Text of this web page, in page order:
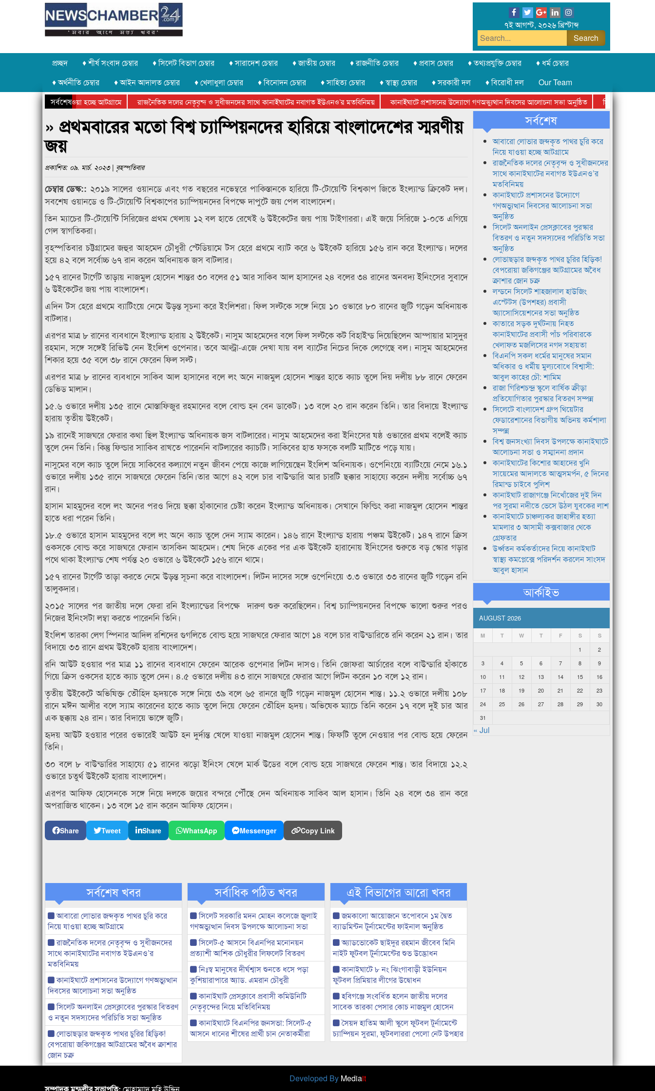
৭ই আগস্ট, ২০২৬ খ্রিস্টাব্দ
প্রচ্ছদ ♦ শীর্ষ সংবাদ চেম্বার ♦ সিলেট বিভাগ চেম্বার ♦ সারাদেশ চেম্বার ♦ জাতীয় চেম্বার ♦ রাজনীতি চেম্বার ♦ প্রবাস চেম্বার ♦ তথ্যপ্রযুক্তি চেম্বার
♦ ধর্ম চেম্বার
♦ অর্থনীতি চেম্বার
♦ আইন আদালত চেম্বার ♦ খেলাধুলা চেম্বার ♦ বিনোদন চেম্বার ♦ সাহিত্য চেম্বার ♦ স্বাস্থ্য চেম্বার ♦ সরকারী দল ♦ বিরোধী দল
Our Team
সর্বশেষ
চুরি করে নিয়ে যাওয়া হচ্ছে আটগ্রামে রাজনৈতিক দলের নেতৃবৃন্দ ও সুধীজনদের সাথে কানাইঘাটের নবাগত ইউএনও’র মতবিনিময় কানাইঘাটে প্রশাসনের উদ্যোগে গণঅভ্যুত্থান দিবসের আলোচনা সভা অনুষ্ঠিত
সিলেট অনলাইন
ক্রীড়া প্রতিযোগিতার পুরস্কার বিতরণ সম্পন্ন
সিলেটে বাংলাদেশ গ্রুপ থিয়েটার ফেডারেশানের বিভাগীয় অভিনয় কর্মশালা সম্পন্ন
» প্রথমবারের মতো বিশ্ব চ্যাম্পিয়নদের হারিয়ে বাংলাদেশের স্মরণীয়
জয়
প্রকাশিত: ০৯. মার্চ. ২০২৩ | বৃহস্পতিবার
চেম্বার ডেস্ক:: ২০১৯ সালের ওয়ানডে এবং গত বছরের নভেম্বরে পাকিস্তানকে হারিয়ে টি-টোয়েন্টি বিশ্বকাপ জিতে ইংল্যান্ড ক্রিকেট দল।
সবশেষ ওয়ানডে ও টি-টোয়েন্টি বিশ্বকাপের চ্যাম্পিয়নদের বিপক্ষে দাপুটে জয় পেল বাংলাদেশ।
তিন ম্যাচের টি-টোয়েন্টি সিরিজের প্রথম খেলায় ১২ বল হাতে রেখেই ৬ উইকেটের জয় পায় টাইগাররা। এই জয়ে সিরিজে ১-০তে এগিয়ে
গেল স্বাগতিকরা।
বৃহস্পতিবার চট্টগ্রামের জহুর আহমেদ চৌধুরী স্টেডিয়ামে টস হেরে প্রথমে ব্যাট করে ৬ উইকেট হারিয়ে ১৫৬ রান করে ইংল্যান্ড। দলের
হয়ে ৪২ বলে সর্বোচ্চ ৬৭ রান করেন অধিনায়ক জস বাটলার।
১৫৭ রানের টার্গেট তাড়ায় নাজমুল হোসেন শান্তর ৩০ বলের ৫১ আর সাকিব আল হাসানের ২৪ বলের ৩৪ রানের অনবদ্য ইনিংসের সুবাদে
৬ উইকেটের জয় পায় বাংলাদেশ।
এদিন টস হেরে প্রথমে ব্যাটিংয়ে নেমে উড়ন্ত সূচনা করে ইংলিশরা। ফিল সল্টকে সঙ্গে নিয়ে ১০ ওভারে ৮০ রানের জুটি গড়েন অধিনায়ক
বাটলার।
এরপর মাত্র ৮ রানের ব্যবধানে ইংল্যান্ড হারায় ২ উইকেট। নাসুম আহমেদের বলে ফিল সল্টকে কট বিহাইন্ড দিয়েছিলেন আম্পায়ার মাসুদুর
রহমান, সঙ্গে সঙ্গেই রিভিউ নেন ইংলিশ ওপেনার। তবে আল্ট্রা-এজে দেখা যায় বল ব্যাটের নিচের দিকে লেগেছে বল। নাসুম আহমেদের
শিকার হয়ে ৩৫ বলে ৩৮ রানে ফেরেন ফিল সল্ট।
এরপর মাত্র ৮ রানের ব্যবধানে সাকিব আল হাসানের বলে লং অনে নাজমুল হোসেন শান্তর হাতে ক্যাচ তুলে দিয় দলীয় ৮৮ রানে ফেরেন
ডেভিড মালান।
১৫.৬ ওভারে দলীয় ১৩৫ রানে মোস্তাফিজুর রহমানের বলে বোল্ড হন বেন ডাকেট। ১৩ বলে ২০ রান করেন তিনি। তার বিদায়ে ইংল্যান্ড
হারায় তৃতীয় উইকেট।
১৯ রানেই সাজঘরে ফেরার কথা ছিল ইংল্যান্ড অধিনায়ক জস বাটলারের। নাসুম আহমেদের করা ইনিংসের ষষ্ঠ ওভারের প্রথম বলেই ক্যাচ
তুলে দেন তিনি। কিন্তু ফিল্ডার সাাকিব রাখতে পারেননি বাটলারের ক্যাচটি। সাকিবের হাত ফসকে বলটি মাটিতে পড়ে যায়।
নাসুমের বলে ক্যাচ তুলে দিয়ে সাকিবের কল্যাণে নতুন জীবন পেয়ে কাজে লাগিয়েছেন ইংলিশ অধিনায়ক। ওপেনিংয়ে ব্যাটিংয়ে নেমে ১৬.১
ওভারে দলীয় ১৩৫ রানে সাজঘরে ফেরেন তিনি।তার আগে ৪২ বলে চার বাউন্ডারি আর চারটি ছক্কার সাহায্যে করেন দলীয় সর্বোচ্চ ৬৭
রান।
হাসান মাহমুদের বলে লং অনের পরও দিয়ে ছক্কা হাঁকানোর চেষ্টা করেন ইংল্যান্ড অধিনায়ক। সেখানে ফিল্ডিং করা নাজমুল হোসেন শান্তর
হাতে ধরা পরেন তিনি।
১৮.৫ ওভারে হাসান মাহমুদের বলে লং অনে ক্যাচ তুলে দেন স্যাম কারেন। ১৪৬ রানে ইংল্যান্ড হারায় পঞ্চম উইকেট। ১৪৭ রানে ক্রিস
ওকসকে বোল্ড করে সাজঘরে ফেরান তাসকিন আহমেদ। শেষ দিকে একের পর এক উইকেট হারানোয় ইনিংসের শুরুতে বড় স্কোর গড়ার
পথে থাকা ইংল্যান্ড শেষ পর্যন্ত ২০ ওভারে ৬ উইকেটে ১৫৬ রানে থামে।
১৫৭ রানের টার্গেট তাড়া করতে নেমে উড়ন্ত সূচনা করে বাংলাদেশ। লিটন দাসের সঙ্গে ওপেনিংয়ে ৩.৩ ওভারে ৩৩ রানের জুটি গড়েন রনি
তালুকদার।
২০১৫ সালের পর জাতীয় দলে ফেরা রনি ইংল্যান্ডের বিপক্ষে দারুণ শুরু করেছিলেন। বিশ্ব চ্যাম্পিয়নদের বিপক্ষে ভালো শুরুর পরও
নিজের ইনিংসটা লম্বা করতে পারেননি তিনি।
ইংলিশ তারকা লেগ স্পিনার আদিল রশিদের গুগলিতে বোল্ড হয়ে সাজঘরে ফেরার আগে ১৪ বলে চার বাউন্ডারিতে রনি করেন ২১ রান। তার
বিদায়ে ৩৩ রানে প্রথম উইকেট হারায় বাংলাদেশ।
রনি আউট হওয়ার পর মাত্র ১১ রানের ব্যবধানে ফেরেন আরেক ওপেনার লিটন দাসও। তিনি জোফরা আর্চারের বলে বাউন্ডারি হাঁকাতে
গিয়ে ক্রিস ওকসের হাতে ক্যাচ তুলে দেন। ৪.৫ ওভারে দলীয় ৪৩ রানে সাজঘরে ফেরার আগে লিটন করেন ১০ বলে ১২ রান।
তৃতীয় উইকেটে অভিষিক্ত তৌহিদ হৃদয়কে সঙ্গে নিয়ে ৩৯ বলে ৬৫ রানরে জুটি গড়েন নাজমুল হোসেন শান্ত। ১১.২ ওভারে দলীয় ১০৮
রানে মঈন আলীর বলে স্যাম কারেনের হাতে ক্যাচ তুলে দিয়ে ফেরেন তৌহিদ হৃদয়। অভিষেক ম্যাচে তিনি করেন ১৭ বলে দুই চার আর
এক ছক্কায় ২৪ রান। তার বিদায়ে ভাঙ্গে জুটি।
হৃদয় আউট হওয়ার পরের ওভারেই আউট হন দুর্দান্ত খেলে যাওয়া নাজমুল হোসেন শান্ত। ফিফটি তুলে নেওয়ার পর বোল্ড হয়ে ফেরেন
তিনি।
৩০ বলে ৮ বাউন্ডারির সাহায্যে ৫১ রানের ঝড়ো ইনিংস খেলে মার্ক উডের বলে বোল্ড হয়ে সাজঘরে ফেরেন শান্ত। তার বিদায়ে ১২.২
ওভারে চতুর্থ উইকেট হারায় বাংলাদেশ।
এরপর আফিফ হোসেনকে সঙ্গে নিয়ে দলকে জয়ের বন্দরে পৌঁছে দেন অধিনায়ক সাকিব আল হাসান। তিনি ২৪ বলে ৩৪ রান করে
অপরাজিত থাকেন। ১৩ বলে ১৫ রান করেন আফিফ হোসেন।
Share Tweet Share WhatsApp Messenger Copy Link
সর্বশেষ খবর
আবারো লোভার জব্দকৃত পাথর চুরি করে
নিয়ে যাওয়া হচ্ছে আটগ্রামে
রাজনৈতিক দলের নেতৃবৃন্দ ও সুধীজনদের
সাথে কানাইঘাটের নবাগত ইউএনও’র
মতবিনিময়
কানাইঘাটে প্রশাসনের উদ্যোগে গণঅভ্যুত্থান
দিবসের আলোচনা সভা অনুষ্ঠিত
সিলেট অনলাইন প্রেসক্লাবের পুরস্কার বিতরণ
ও নতুন সদস্যদের পরিচিতি সভা অনুষ্ঠিত
লোভাছড়ার জব্দকৃত পাথর চুরির হিড়িক!
বেপরোয়া জকিগঞ্জের আটগ্রামের অবৈধ ক্রাশার
জোন চক্র
সর্বাধিক পঠিত খবর
সিলেট সরকারি মদন মোহন কলেজে জুলাই
গণঅভ্যুত্থান দিবস উপলক্ষে আলোচনা সভা
সিলেট-৫ আসনে বিএনপির মনোনয়ন
প্রত্যাশী আশিক চৌধুরীর লিফলেট বিতরণ
নিঃস্ব মানুষের দীর্ঘশ্বাস শুনতে ধসে পড়া
কুশিয়ারাপারে অ্যাড. এমরান চৌধুরী
কানাইঘাট প্রেসক্লাবে প্রবাসী কমিউনিটি
নেতৃবৃন্দের নিয়ে মতিবিনিময়
কানাইঘাটে বিএনপির জনসভা: সিলেট-৫
আসনে ধানের শীষের প্রার্থী চান নেতাকর্মীরা
এই বিভাগের আরো খবর
জমকালো আয়োজনে তপোবনে ১ম দ্বৈত
ব্যাডমিন্টন টুর্নামেন্টের ফাইনাল অনুষ্ঠিত
অ্যাডভোকেট ছাইদুর রহমান জীবেব মিনি
নাইট ফুটবল টুর্নামেন্টের শুভ উদ্ভোধন
কানাইঘাটে ৮ নং ঝিংগাবাড়ী ইউনিয়ন
ফুটবল প্রিমিয়ার লীগের উদ্বোধন
হবিগঞ্জে সংবর্ধিত হলেন জাতীয় দলের
সাবেক তারকা পেসার কোচ নাজমুল হোসেন
সৈয়দ হাতিম আলী স্কুলে ফুটবল টুর্নামেন্টে
চ্যাম্পিয়ন সুরমা, ফুটবলাররা পেলো নেট উপহার
সর্বশেষ
আবারো লোভার জব্দকৃত পাথর চুরি করে
নিয়ে যাওয়া হচ্ছে আটগ্রামে
রাজনৈতিক দলের নেতৃবৃন্দ ও সুধীজনদের
সাথে কানাইঘাটের নবাগত ইউএনও’র
মতবিনিময়
কানাইঘাটে প্রশাসনের উদ্যোগে
গণঅভ্যুত্থান দিবসের আলোচনা সভা
অনুষ্ঠিত
সিলেট অনলাইন প্রেসক্লাবের পুরস্কার
বিতরণ ও নতুন সদস্যদের পরিচিতি সভা
অনুষ্ঠিত
লোভাছড়ার জব্দকৃত পাথর চুরির হিড়িক!
বেপরোয়া জকিগঞ্জের আটগ্রামের অবৈধ
ক্রাশার জোন চক্র
লন্ডনে সিলেট শাহজালাল হাউজিং
এস্টেটস (উপশহর) প্রবাসী
অ্যাসোসিয়েশনের সভা অনুষ্ঠিত
কাতারে সড়ক দুর্ঘটনায় নিহত
কানাইঘাটের প্রবাসী পাঁচ পরিবারকে
খেলাফত মজলিসের নগদ সহায়তা
বিএনপি সকল ধর্মের মানুষের সমান
অধিকার ও ধর্মীয় মুল্যবোধে বিশ্বাসী:
আবুল কাহের চৌ: শামিম
রাজা গিরিশচন্দ্র স্কুলে বার্ষিক ক্রীড়া
প্রতিযোগিতার পুরস্কার বিতরণ সম্পন্ন
সিলেটে বাংলাদেশ গ্রুপ থিয়েটার
ফেডারেশানের বিভাগীয় অভিনয় কর্মশালা
সম্পন্ন
বিশ্ব জনসংখ্যা দিবস উপলক্ষে কানাইঘাটে
আলোচনা সভা ও সম্মাননা প্রদান
কানাইঘাটের কিশোর আহাদের খুনি
সায়েমের আদালতে আত্মসমর্পন, ৫ দিনের
রিমান্ড চাইবে পুলিশ
কানাইঘাট রাজাগঞ্জে নিখোঁজের দুই দিন
পর সুরমা নদীতে ভেসে উঠল যুবকের লাশ
কানাইঘাটে চাঞ্চল্যকর জাহাঙ্গীর হত্যা
মামলার ৩ আসামী কক্সবাজার থেকে
গ্রেফতার
উর্ধ্বতন কর্মকর্তাদের নিয়ে কানাইঘাট
স্বাস্থ্য কমপ্লেক্সে পরিদর্শন করলেন সাংসদ
আবুল হাসান
আর্কাইভ
AUGUST 2026
M T W T F S S
1
2
3
4 5 6 7 8
9
10
11 12 13 14 15
16
17
18 19 20 21 22
23
24
25 26 27 28 29
30
31
« Jul
Developed By Mediait